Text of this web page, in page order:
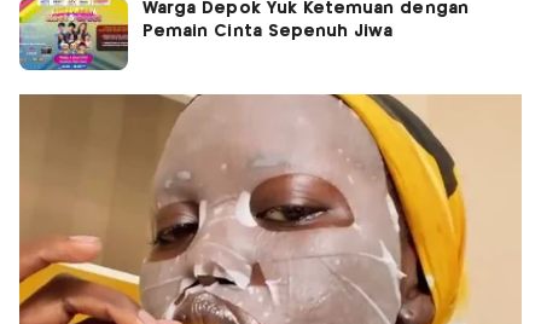
Warga Depok Yuk Ketemuan dengan
Pemain Cinta Sepenuh Jiwa